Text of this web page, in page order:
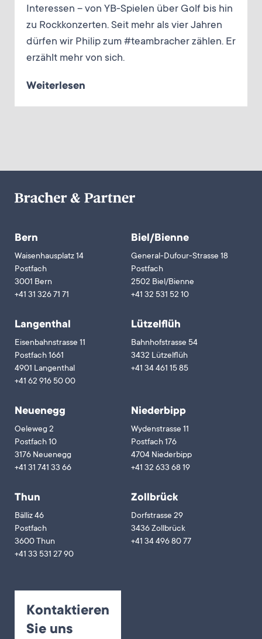
Interessen – von YB-Spielen über Golf bis hin
zu Rockkonzerten. Seit mehr als vier Jahren
dürfen wir Philip zum #teambracher zählen. Er
erzählt mehr von sich.
Weiterlesen
Bern
Waisenhausplatz 14
Postfach
3001 Bern
+41 31 326 71 71
Biel/Bienne
General-Dufour-Strasse 18
Postfach
2502 Biel/Bienne
+41 32 531 52 10
Langenthal
Eisenbahnstrasse 11
Postfach 1661
4901 Langenthal
+41 62 916 50 00
Lützelflüh
Bahnhofstrasse 54
3432 Lützelflüh
+41 34 461 15 85
Neuenegg
Oeleweg 2
Postfach 10
3176 Neuenegg
+41 31 741 33 66
Niederbipp
Wydenstrasse 11
Postfach 176
4704 Niederbipp
+41 32 633 68 19
Thun
Bälliz 46
Postfach
3600 Thun
+41 33 531 27 90
Zollbrück
Dorfstrasse 29
3436 Zollbrück
+41 34 496 80 77
Kontaktieren
Sie uns